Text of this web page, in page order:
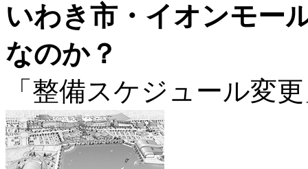
いわき市・イオンモー
なのか？
「 整備スケジュール変